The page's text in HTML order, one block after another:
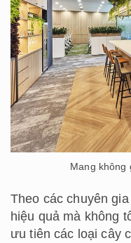
Mang không
Theo các chuyên
hiệu quả mà không
ưu tiên các loại cây